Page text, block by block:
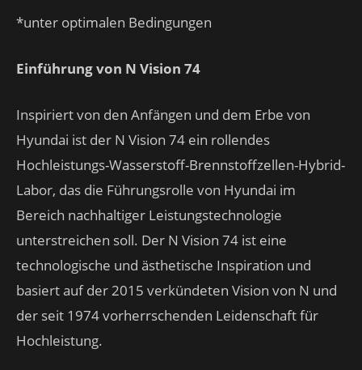
*unter optimalen Bedingungen
Einführung von N Vision 74
Inspiriert von den Anfängen und dem Erbe von
Hyundai ist der N Vision 74 ein rollendes
Hochleistungs-Wasserstoff-Brennstoffzellen-Hybrid-
Labor, das die Führungsrolle von Hyundai im
Bereich nachhaltiger Leistungstechnologie
unterstreichen soll. Der N Vision 74 ist eine
technologische und ästhetische Inspiration und
basiert auf der 2015 verkündeten Vision von N und
der seit 1974 vorherrschenden Leidenschaft für
Hochleistung.